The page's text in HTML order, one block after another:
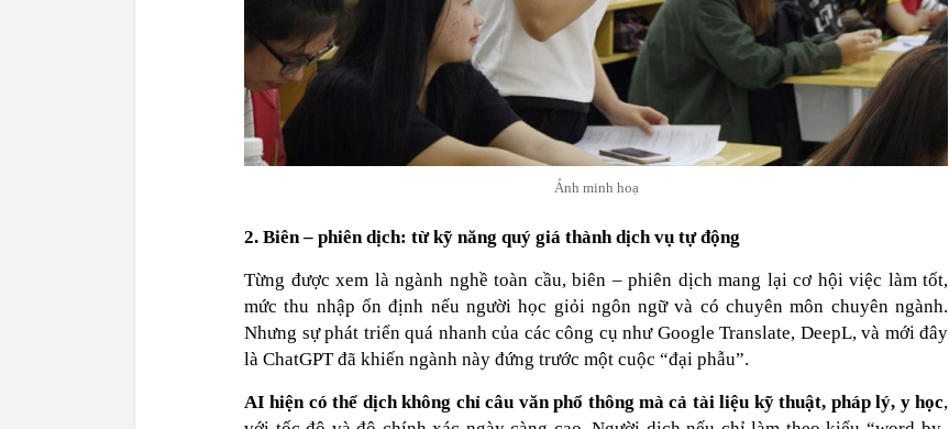
Ảnh minh hoạ
2. Biên – phiên dịch: từ kỹ năng quý giá thành dịch vụ tự động
Từng được xem là ngành nghề toàn cầu, biên – phiên dịch mang lại cơ hội việc làm tốt,
mức thu nhập ổn định nếu người học giỏi ngôn ngữ và có chuyên môn chuyên ngành.
Nhưng sự phát triển quá nhanh của các công cụ như Google Translate, DeepL, và mới đây
là ChatGPT đã khiến ngành này đứng trước một cuộc “đại phẫu”.
AI hiện có thể dịch không chỉ câu văn phổ thông mà cả tài liệu kỹ thuật, pháp lý, y học,